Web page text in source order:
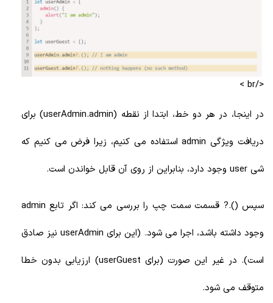
</br >
در اینجا، در هر دو خط، ابتدا از نقطه (userAdmin.admin) برای
دریافت ویژگی admin استفاده می کنیم، زیرا فرض می کنیم که
شی user وجود دارد، بنابراین از روی آن قابل خواندن است.
سپس ().? قسمت سمت چپ را بررسی می کند: اگر تابع admin
وجود داشته باشد، اجرا می شود. (این برای userAdmin نیز صادق
است). در غیر این صورت (برای userGuest) ارزیابی بدون خطا
متوقف می شود.